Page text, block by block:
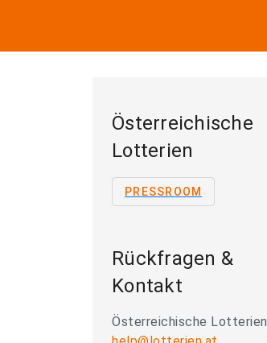
Österreichische
Lotterien
PRESSROOM
Rückfragen &
Kontakt
Österreichische Lotterien